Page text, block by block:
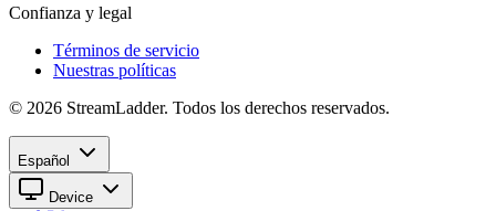
Confianza y legal
Términos de servicio
Nuestras políticas
© 2026 StreamLadder. Todos los derechos reservados.
Español
Device